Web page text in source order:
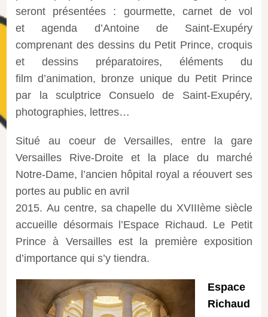
seront présentées : gourmette, carnet de vol
et agenda d’Antoine de Saint-Exupéry
comprenant des dessins du Petit Prince, croquis
et dessins préparatoires, éléments du
film d’animation, bronze unique du Petit Prince
par la sculptrice Consuelo de Saint-Exupéry,
photographies, lettres…
Situé au coeur de Versailles, entre la gare
Versailles Rive-Droite et la place du marché
Notre-Dame, l’ancien hôpital royal a réouvert ses
portes au public en avril
2015. Au centre, sa chapelle du XVIIIème siècle
accueille désormais l’Espace Richaud. Le Petit
Prince à Versailles est la première exposition
d’importance qui s’y tiendra.
Espace
Richaud